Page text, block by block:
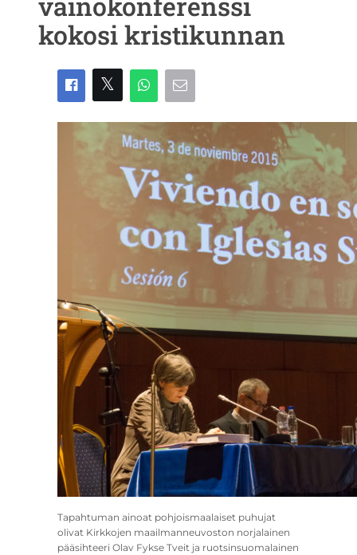
kokosi kristikunnan
Tapahtuman ainoat pohjoismaalaiset puhujat
olivat Kirkkojen maailmanneuvoston norjalainen
pääsihteeri Olav Fykse Tveit ja ruotsinsuomalainen